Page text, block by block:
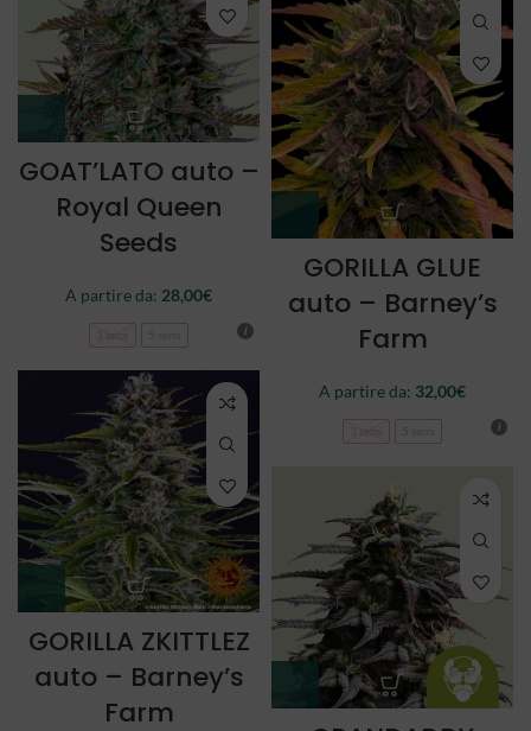
GOAT’LATO auto –
Royal Queen
Seeds
A partire da: 28,00€
3 semi
GORILLA GLUE
auto – Barney’s
Farm
A partire da: 32,00€
3 semi
GORILLA ZKITTLEZ
auto – Barney’s
Farm